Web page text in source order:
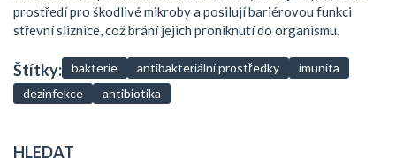
prostředí pro škodlivé mikroby a posilují bariérovou funkci
střevní sliznice, což brání jejich proniknutí do organismu.
Štítky: bakterie antibakteriální prostředky
imunita
dezinfekce
antibiotika
HLEDAT